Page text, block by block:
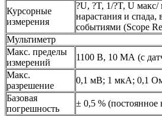
Курсорные
измерения
?U, ?T, 1/?T, U
нарастания и спада,
событиями (Scope
Мультиметр
Макс. пределы
измерений
1100 В, 10 МА (с
Макс.
разрешение
0,1 мВ; 1 мкА; 0,1
Базовая
погрешность
± 0,5 % (постоянное